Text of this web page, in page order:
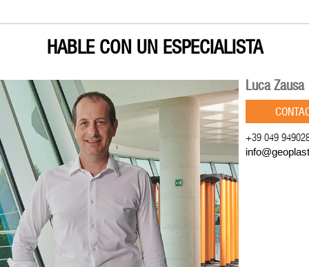
HABLE CON UN ESPECIALISTA
Luca Zausa
+39 049